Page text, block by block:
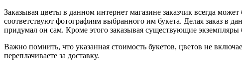
Заказывая цветы в данном интернет магазине заказчик всегда
соответствуют фотографиям выбранного им букета. Делая заказ в
придумал он сам. Кроме этого заказывая существующие
Важно помнить, что указанная стоимость букетов, цветов не
переплачиваете за доставку.